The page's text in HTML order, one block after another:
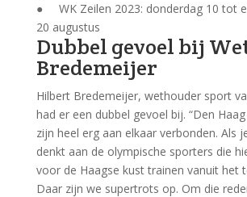
● WK Zeilen 2023: donderdag 10 tot
20 augustus
Dubbel gevoel bij
Bredemeijer
Hilbert Bredemeijer, wethouder sport
had er een dubbel gevoel bij. “Den
zijn heel erg aan elkaar verbonden. Als
denkt aan de olympische sporters die
voor de Haagse kust trainen vanuit het
Daar zijn we supertrots op. Om die